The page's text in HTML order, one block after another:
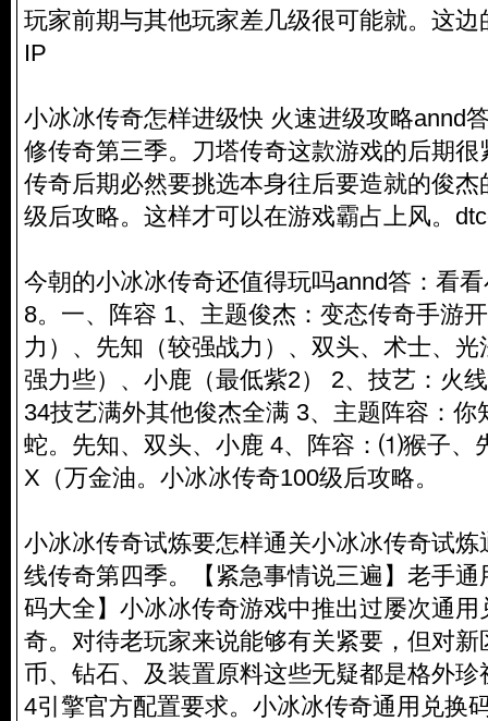
玩家前期与其他玩家差几级很可能就。这边
IP
小冰冰传奇怎样进级快 火速进级攻略annd
修传奇第三季。刀塔传奇这款游戏的后期
传奇后期必然要挑选本身往后要造就的俊
级后攻略。这样才可以在游戏霸占上风。
今朝的小冰冰传奇还值得玩吗annd答：看
8。一、阵容 1、主题俊杰：变态传奇手游
力）、先知（较强战力）、双头、术士、
强力些）、小鹿（最低紫2） 2、技艺：火
34技艺满外其他俊杰全满 3、主题阵容：你
蛇。先知、双头、小鹿 4、阵容：⑴猴子、
X（万金油。小冰冰传奇100级后攻略。
小冰冰传奇试炼要怎样通关小冰冰传奇试
线传奇第四季。【紧急事情说三遍】老手
码大全】小冰冰传奇游戏中推出过屡次通
奇。对待老玩家来说能够有关紧要，但对
币、钻石、及装置原料这些无疑都是格外
4引擎官方配置要求。小冰冰传奇通用兑换